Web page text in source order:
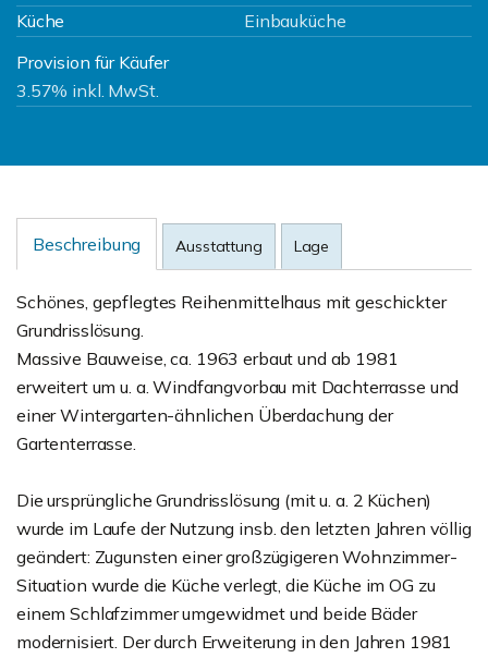
Küche
Einbauküche
Provision für Käufer
3.57% inkl. MwSt.
Beschreibung Ausstattung Lage
Schönes, gepflegtes Reihenmittelhaus mit geschickter
Grundrisslösung.
Massive Bauweise, ca. 1963 erbaut und ab 1981
erweitert um u. a. Windfangvorbau mit Dachterrasse und
einer Wintergarten-ähnlichen Überdachung der
Gartenterrasse.
Die ursprüngliche Grundrisslösung (mit u. a. 2 Küchen)
wurde im Laufe der Nutzung insb. den letzten Jahren völlig
geändert: Zugunsten einer großzügigeren Wohnzimmer-
Situation wurde die Küche verlegt, die Küche im OG zu
einem Schlafzimmer umgewidmet und beide Bäder
modernisiert. Der durch Erweiterung in den Jahren 1981